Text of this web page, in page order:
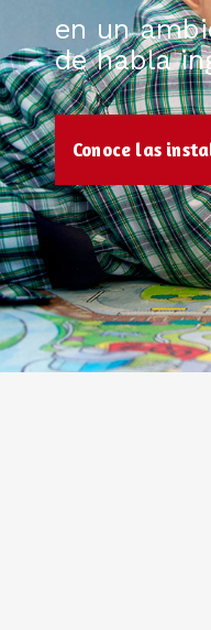
en un
de habla
Conoce las